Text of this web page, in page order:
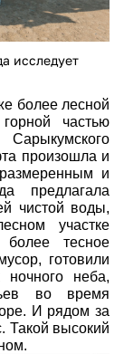
исследует
более лесной
частью
произошла и
и
предлагала
чистой воды,
участке
более тесное
готовили
неба,
во время
И рядом за
Такой высокий